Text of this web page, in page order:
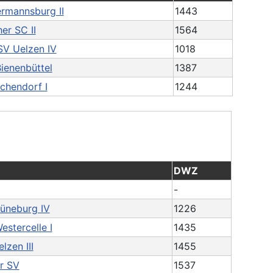
II
1443
SC II
1564
Uelzen IV
1018
1387
I
1244
DWZ
-
IV
1226
I
1435
III
1455
SV
1537